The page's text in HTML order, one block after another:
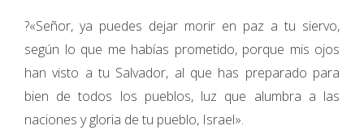
?«Señor, ya puedes dejar morir en paz a tu siervo,
según lo que me habías prometido, porque mis ojos
han visto a tu Salvador, al que has preparado para
bien de todos los pueblos, luz que alumbra a las
naciones y gloria de tu pueblo, Israel».